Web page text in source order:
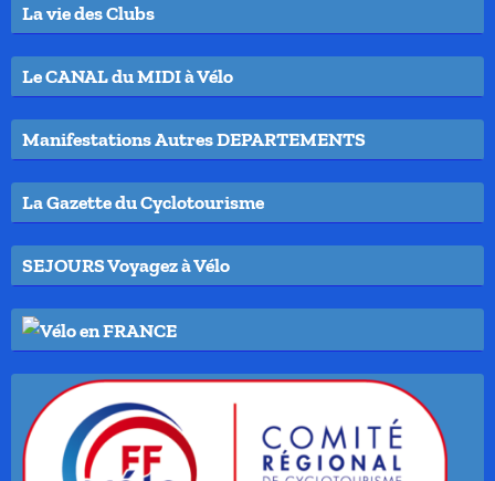
La vie des Clubs
Le CANAL du MIDI à Vélo
Manifestations Autres DEPARTEMENTS
La Gazette du Cyclotourisme
SEJOURS Voyagez à Vélo